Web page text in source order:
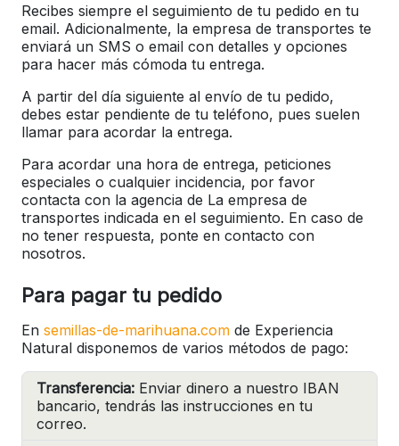
Recibes siempre el seguimiento de tu pedido en tu
email. Adicionalmente, la empresa de transportes te
enviará un SMS o email con detalles y opciones
para hacer más cómoda tu entrega.
A partir del día siguiente al envío de tu pedido,
debes estar pendiente de tu teléfono, pues suelen
llamar para acordar la entrega.
Para acordar una hora de entrega, peticiones
especiales o cualquier incidencia, por favor
contacta con la agencia de La empresa de
transportes indicada en el seguimiento. En caso de
no tener respuesta, ponte en contacto con
nosotros.
Para pagar tu pedido
En semillas-de-marihuana.com de Experiencia
Natural disponemos de varios métodos de pago:
Transferencia: Enviar dinero a nuestro IBAN
bancario, tendrás las instrucciones en tu
correo.